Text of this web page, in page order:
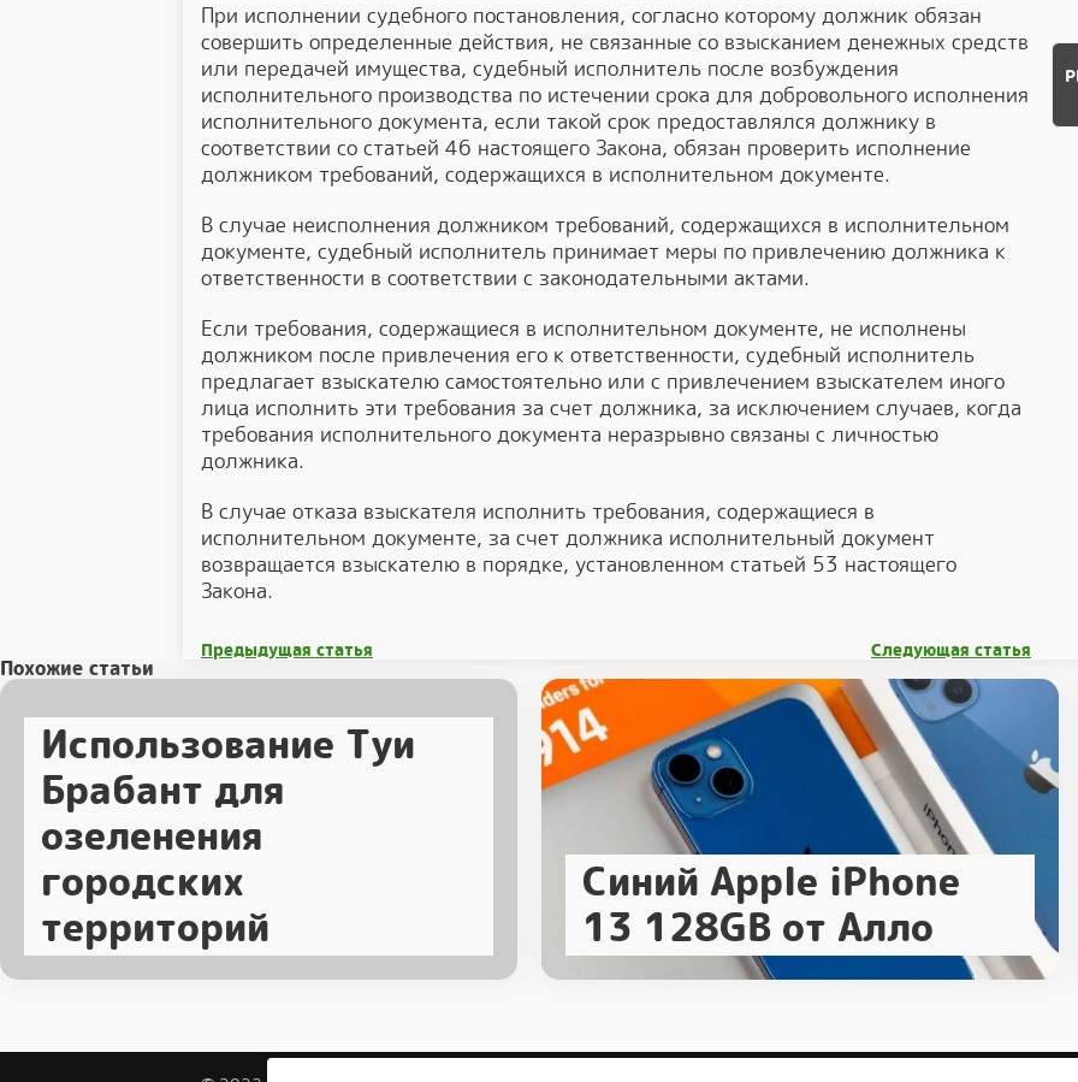
При исполнении судебного постановления, согласно которому должник обязан
совершить определенные действия, не связанные со взысканием денежных средств
или передачей имущества, судебный исполнитель после возбуждения
исполнительного производства по истечении срока для добровольного исполнения
исполнительного документа, если такой срок предоставлялся должнику в
соответствии со статьей 46 настоящего Закона, обязан проверить исполнение
должником требований, содержащихся в исполнительном документе.
В случае неисполнения должником требований, содержащихся в исполнительном
документе, судебный исполнитель принимает меры по привлечению должника к
ответственности в соответствии с законодательными актами.
Если требования, содержащиеся в исполнительном документе, не исполнены
должником после привлечения его к ответственности, судебный исполнитель
предлагает взыскателю самостоятельно или с привлечением взыскателем иного
лица исполнить эти требования за счет должника, за исключением случаев, когда
требования исполнительного документа неразрывно связаны с личностью
должника.
В случае отказа взыскателя исполнить требования, содержащиеся в
исполнительном документе, за счет должника исполнительный документ
возвращается взыскателю в порядке, установленном статьей 53 настоящего
Закона.
Предыдущая статья Следующая статья
Похожие статьи
Использование Туи
Брабант для
озеленения
городских
территорий
Синий Apple iPhone
13 128GB от Алло